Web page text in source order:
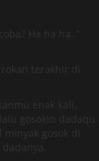
Ha ha ha..”
terakhir di
enak kali.
gosokin dadaqu
gosok di